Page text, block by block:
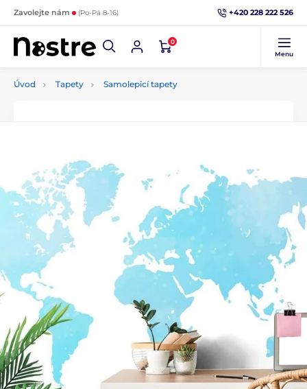
Zavolejte nám (Po-Pá 8-16) +420 228 222 526
0
Menu
Úvod Tapety Samolepicí tapety